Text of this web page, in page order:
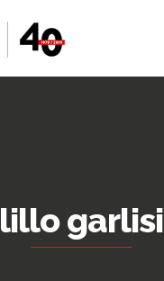
lillo garlisi